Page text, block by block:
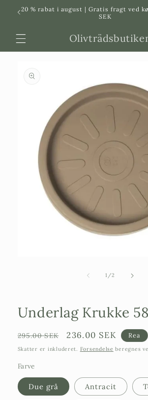
Svenska Dansk
20 % rabat i august | Gratis fragt ved
SEK
1 /af
2
Underlag Krukke
Ordinarie
pris
295.00 SEK Försäljningspris
236.00 SEK Rea
Skatter er inkluderet. Forsendelse beregnes
Farve
Due grå Antracit